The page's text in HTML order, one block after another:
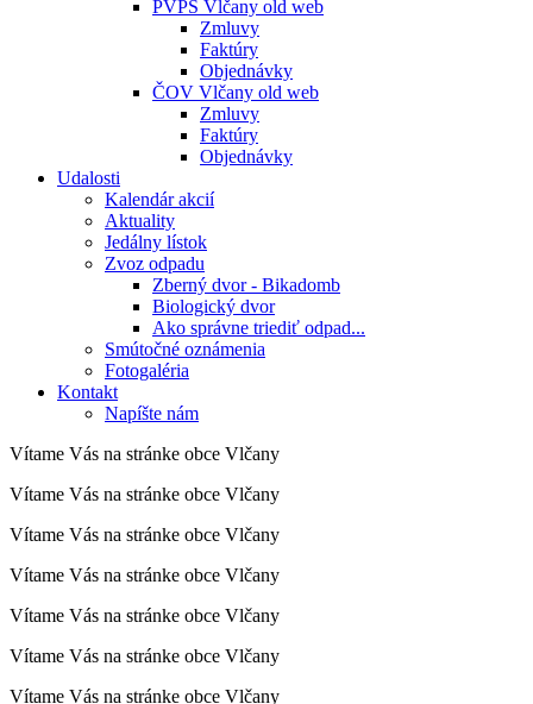
PVPS Vlčany old web
Zmluvy
Faktúry
Objednávky
ČOV Vlčany old web
Zmluvy
Faktúry
Objednávky
Udalosti
Kalendár akcií
Aktuality
Jedálny lístok
Zvoz odpadu
Zberný dvor - Bikadomb
Biologický dvor
Ako správne triediť odpad...
Smútočné oznámenia
Fotogaléria
Kontakt
Napíšte nám
Vítame Vás na stránke obce Vlčany
Vítame Vás na stránke obce Vlčany
Vítame Vás na stránke obce Vlčany
Vítame Vás na stránke obce Vlčany
Vítame Vás na stránke obce Vlčany
Vítame Vás na stránke obce Vlčany
Vítame Vás na stránke obce Vlčany